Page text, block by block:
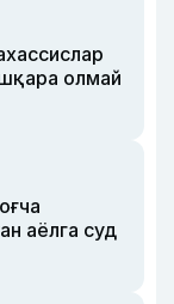
олмай
аёлга суд